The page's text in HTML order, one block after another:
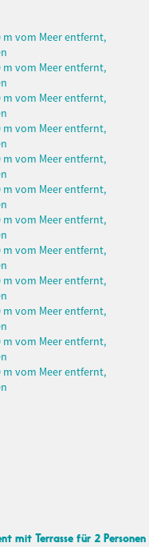
mit Terrasse für 2 Personen